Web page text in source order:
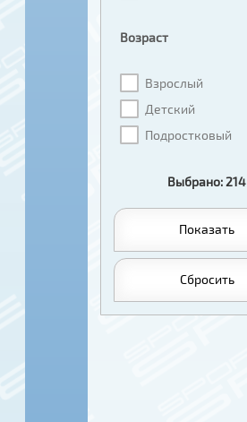
Возраст
Взрослый
Детский
Подростковый
Выбрано: 214
Показать
Сбросить